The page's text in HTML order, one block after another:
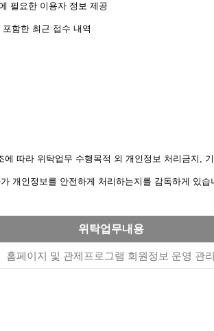
필요한 이용자 정보 제공
함한 최근 접수 내역
따라 위탁업무 수행목적 외 개인정보 처리금지,
개인정보를 안전하게 처리하는지를 감독하게 있습
위탁업무내용
홈페이지 및 관제프로그램 회원정보 운영 관리